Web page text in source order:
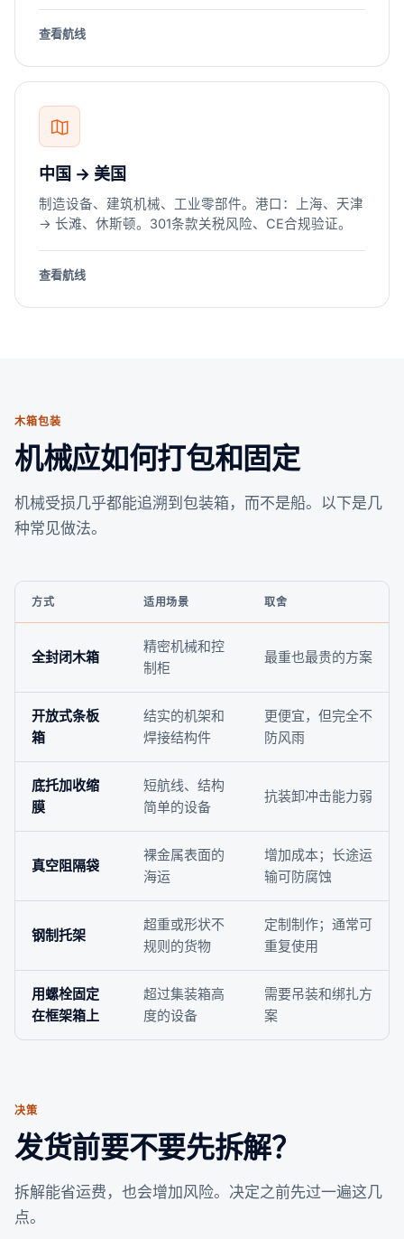
查看航线
中国 → 美国
制造设备、建筑机械、工业零部件。港口：上海、天津
→ 长滩、休斯顿。301条款关税风险、CE合规验证。
查看航线
木箱包装
机械应如何打包和固定
机械受损几乎都能追溯到包装箱，而不是船。以下是几
种常见做法。
方式 适用场景 取舍
全封闭木箱
精密机械和控
制柜
最重也最贵的方案
开放式条板
箱
结实的机架和
焊接结构件
更便宜，但完全不
防风雨
底托加收缩
膜
短航线、结构
简单的设备
抗装卸冲击能力弱
真空阻隔袋
裸金属表面的
海运
增加成本；长途运
输可防腐蚀
钢制托架
超重或形状不
规则的货物
定制制作；通常可
重复使用
用螺栓固定
在框架箱上
超过集装箱高
度的设备
需要吊装和绑扎方
案
决策
发货前要不要先拆解？
拆解能省运费，也会增加风险。决定之前先过一遍这几
点。